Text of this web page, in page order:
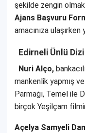
şekilde zengin
Ajans Başvuru
amacınıza ulaşırken
Edirneli Ünlü
Nuri Alço,
mankenlik yapmış
Parmağı, Temel ile
birçok Yeşilçam
Açelya Samyeli